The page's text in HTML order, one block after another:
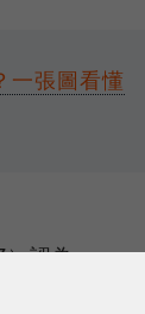
一張圖看懂
）認為：